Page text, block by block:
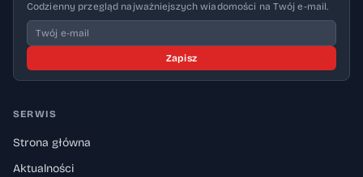
Codzienny przegląd najważniejszych wiadomości na Twój e-mail.
Zapisz
SERWIS
Strona główna
Aktualności